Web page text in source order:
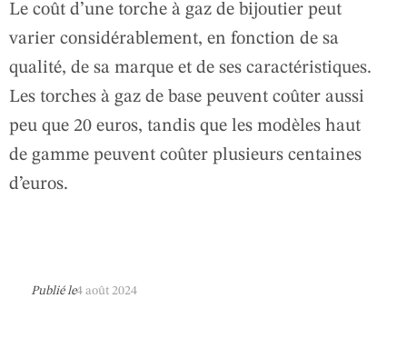
Le coût d’une torche à gaz de bijoutier peut
varier considérablement, en fonction de sa
qualité, de sa marque et de ses caractéristiques.
Les torches à gaz de base peuvent coûter aussi
peu que 20 euros, tandis que les modèles haut
de gamme peuvent coûter plusieurs centaines
d’euros.
Publié le4 août 2024